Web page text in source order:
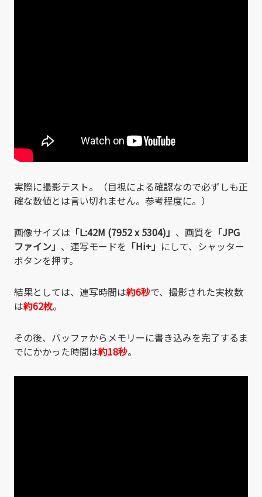
実際に撮影テスト。（目視による確認なので必ずしも正
確な数値とは言い切れません。参考程度に。）
画像サイズは 「L:42M (7952 x 5304)」 、画質を 「JPG
ファイン」 、連写モードを 「Hi+」 にして、シャッター
ボタンを押す。
結果としては、連写時間は約6秒で、撮影された実枚数
は約62枚。
その後、バッファからメモリーに書き込みを完了するま
でにかかった時間は約18秒。